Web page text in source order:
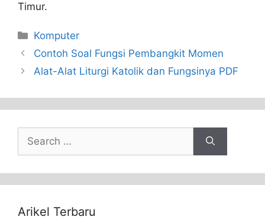
Timur.
Categories
Komputer
Contoh Soal Fungsi Pembangkit Momen
Alat-Alat Liturgi Katolik dan Fungsinya PDF
Search
for:
Arikel Terbaru